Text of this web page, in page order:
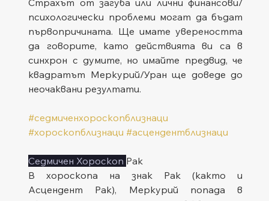
Страхът от загуба или лични финансови/
психологически проблеми могат да бъдат
първопричината. Ще имате увереността
да говорите, като действията ви са в
синхрон с думите, но имайте предвид, че
квадратът Меркурий/Уран ще доведе до
неочаквани резултати.
#седмиченхороскопблизнаци
#хороскопблизнаци #асцендентблизнаци
Седмичен Хороскоп Рак
В хороскопа на знак Рак (както и
Асцендент Рак), Меркурий попада в